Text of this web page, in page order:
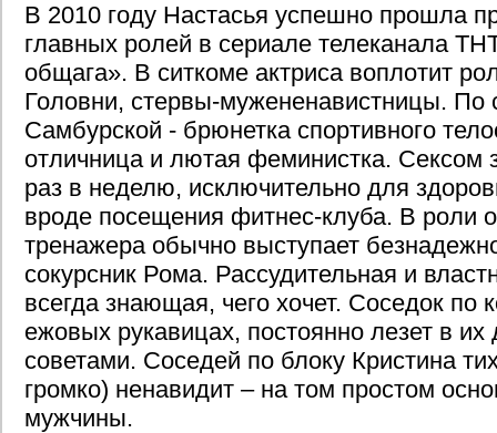
В 2010 году Настасья успешно прошла
главных ролей в сериале телеканала
общага». В ситкоме актриса воплотит
Головни, стервы-мужененавистницы. По
Самбурской - брюнетка спортивного
отличница и лютая феминистка. Сексом
раз в неделю, исключительно для
вроде посещения фитнес-клуба. В роли
тренажера обычно выступает
сокурсник Рома. Рассудительная и
всегда знающая, чего хочет. Соседок по
ежовых рукавицах, постоянно лезет в
советами. Соседей по блоку Кристина
громко) ненавидит – на том простом
мужчины.